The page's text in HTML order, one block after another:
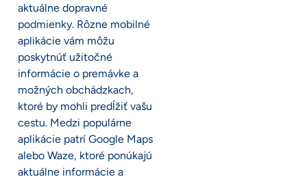
aktuálne dopravné
podmienky. Rôzne mobilné
aplikácie vám môžu
poskytnúť užitočné
informácie o premávke a
možných obchádzkach,
ktoré by mohli predĺžiť vašu
cestu. Medzi populárne
aplikácie patrí Google Maps
alebo Waze, ktoré ponúkajú
aktuálne informácie a